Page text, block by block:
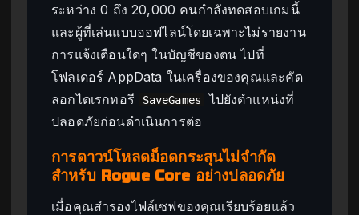
ระหว่าง 0 ถึง 20,000 คนกำลังทดสอบเกมนี้
และผู้ที่เล่นแบบออฟไลน์โดยเฉพาะไม่รายงาน
การแจ้งเตือนใดๆ ในบัญชีของตน ไปที่
โฟลเดอร์ AppData ในเครื่องของคุณและคัด
ลอกไดเรกทอรี
SaveGames
ไปยังตำแหน่งที่
ปลอดภัยก่อนดำเนินการต่อ
การดาวน์โหลดม็อดกระสุนไม่จำกัด
สำหรับ Rogue Core อย่างปลอดภัย
เมื่อคุณสำรองไฟล์เซฟของคุณเรียบร้อยแล้ว